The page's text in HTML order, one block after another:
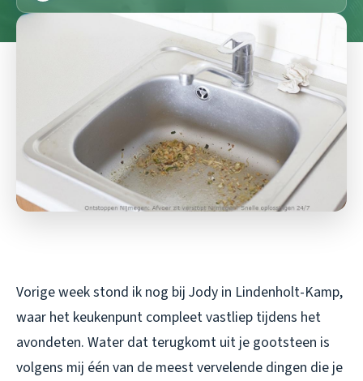
Vorige week stond ik nog bij Jody in Lindenholt-Kamp,
waar het keukenpunt compleet vastliep tijdens het
avondeten. Water dat terugkomt uit je gootsteen is
volgens mij één van de meest vervelende dingen die je